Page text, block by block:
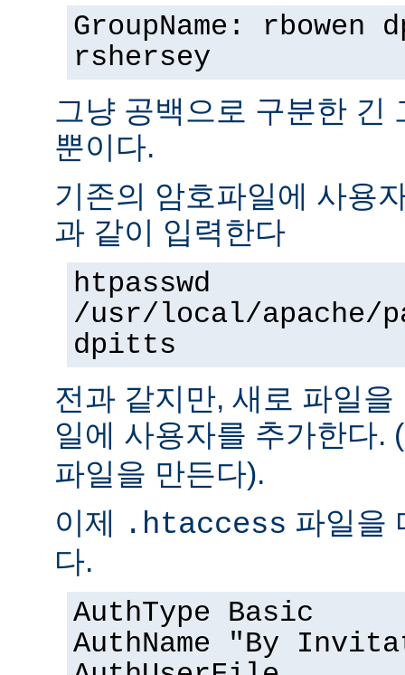
GroupName: rbowen
rshersey
그냥 공백으로 구분한 긴
뿐이다.
기존의 암호파일에 사용
과 같이 입력한다
htpasswd
/usr/local/apache/
dpitts
전과 같지만, 새로 파일
일에 사용자를 추가한다. (
파일을 만든다).
이제 .htaccess 파일을
다.
AuthType Basic
AuthName "By